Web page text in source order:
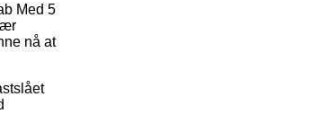
Med 5
nå at